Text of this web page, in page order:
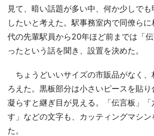
見て、暗い話題が多い中、何か少しで
したいと考えた。駅事務室内で同僚ら
代の先輩駅員から20年ほど前までは「
ったという話を聞き、設置を決めた。
ちょうどいいサイズの市販品がなく、
ろえた。黒板部分は小さいピースを貼
凝らすと継ぎ目が見える。「伝言板」「
す」などの文字も、カッティングマシン
た。